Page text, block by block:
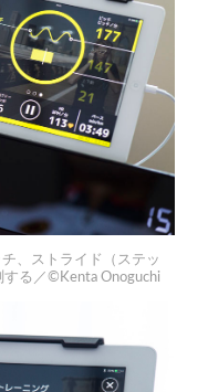
、ストライド（ステッ
る／©Kenta Onoguchi